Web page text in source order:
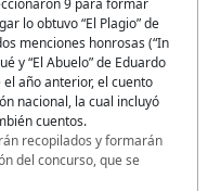
9 para formar
lo obtuvo “El Plagio” de
menciones honrosas (“In
y “El Abuelo” de Eduardo
año anterior, el cuento
nacional, la cual incluyó
cuentos.
recopilados y formarán
del concurso, que se